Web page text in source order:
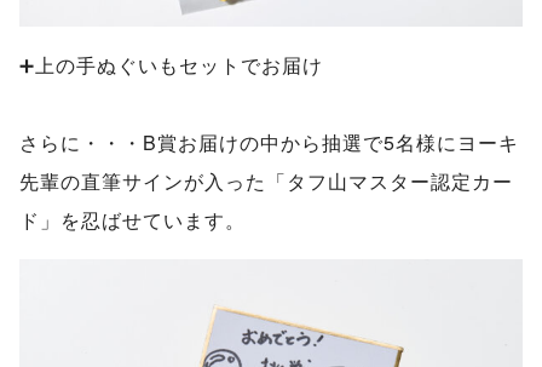
➕上の手ぬぐいもセットでお届け
さらに・・・B賞お届けの中から抽選で5名様にヨーキ
先輩の直筆サインが入った「タフ山マスター認定カー
ド」を忍ばせています。